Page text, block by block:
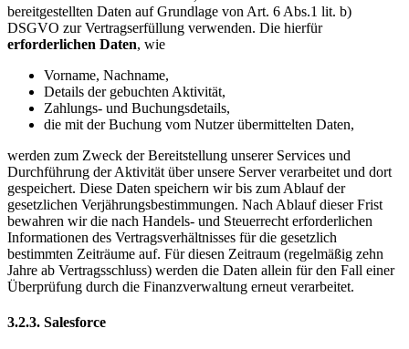
bereitgestellten Daten auf Grundlage von Art. 6 Abs.1 lit. b)
DSGVO zur Vertragserfüllung verwenden. Die hierfür
erforderlichen Daten, wie
Vorname, Nachname,
Details der gebuchten Aktivität,
Zahlungs- und Buchungsdetails,
die mit der Buchung vom Nutzer übermittelten Daten,
werden zum Zweck der Bereitstellung unserer Services und
Durchführung der Aktivität über unsere Server verarbeitet und dort
gespeichert. Diese Daten speichern wir bis zum Ablauf der
gesetzlichen Verjährungsbestimmungen. Nach Ablauf dieser Frist
bewahren wir die nach Handels- und Steuerrecht erforderlichen
Informationen des Vertragsverhältnisses für die gesetzlich
bestimmten Zeiträume auf. Für diesen Zeitraum (regelmäßig zehn
Jahre ab Vertragsschluss) werden die Daten allein für den Fall einer
Überprüfung durch die Finanzverwaltung erneut verarbeitet.
3.2.3. Salesforce